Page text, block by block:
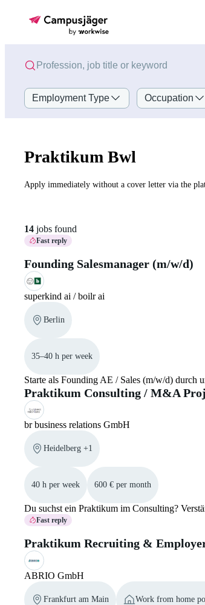
Employment Type Occupation
Praktikum Bwl
Apply immediately without a cover letter via the
14 jobs found
Fast reply
Founding Salesmanager (m/w/d)
superkind ai / boilr ai
Berlin
35–40 h per week
Starte als Founding AE / Sales (m/w/d) durch
Praktikum Consulting / M&A
br business relations GmbH
Heidelberg +1
40 h per week 600 € per month
Du suchst ein Praktikum im Consulting?
Fast reply
Praktikum Recruiting &
ABRIO GmbH
Frankfurt am Main Work from home